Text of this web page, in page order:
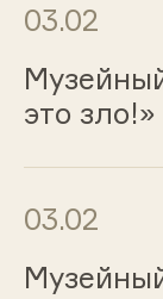
03.02
это зло!»
03.02